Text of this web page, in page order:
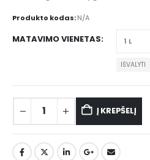
Produkto kodas:N/A
MATAVIMO VIENETAS
IŠVALYTI
Į KREPŠELĮ